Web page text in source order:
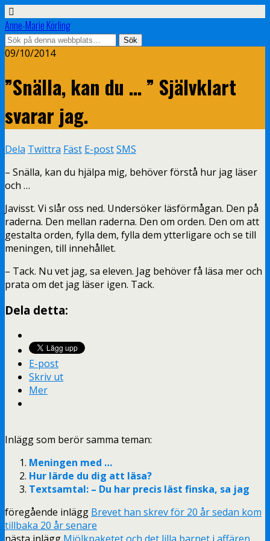
Anne-Marie Körling
09/10/2014
”Snälla, kan du … ” Självklart
svarar jag.
Dela Twittra Fäst E-postSMS
– Snälla, kan du hjälpa mig, behöver förstå hur jag läser
och …
Javisst. Vi slår oss ned. Undersöker läsförmågan. Den på
raderna. Den mellan raderna. Den om orden. Den om att
gestalta orden, fylla dem, fylla dem ytterligare och se till
meningen, till innehållet.
– Tack. Nu vet jag, sa eleven. Jag behöver få läsa mer och
prata om det jag läser igen. Tack.
Dela detta:
E-post
Skriv ut
Mer
Inlägg som berör samma teman:
Meningen med …
Hur lärde du dig att läsa?
Textsamtal: – Du har precis läst finska, sa jag
föregående inlägg Brevet han skrev för 20 år sedan kom
tillbaka 20 år senare